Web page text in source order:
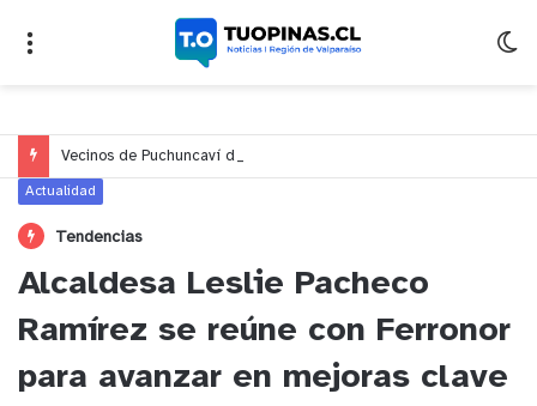
Actualidad
Tendencias
Alcaldesa Leslie Pacheco
Ramírez se reúne con Ferronor
para avanzar en mejoras clave